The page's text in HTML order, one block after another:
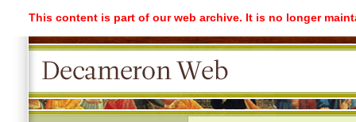
This content is part of our web archive. It is no longer